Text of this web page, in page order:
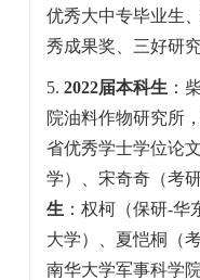
优秀大中专毕业生
秀成果奖、三好研究
5. 2022届本科生 ：
院油料作物研究所
省优秀学士学位论
学）、宋奇奇（考
生 ：权柯（保研-华
大学）、夏恺桐（
南华大学军事科学